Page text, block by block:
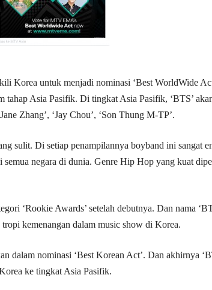
Korea untuk menjadi nominasi ‘Best WorldWide
tahap Asia Pasifik. Di tingkat Asia Pasifik, ‘BTS’
Zhang’, ‘Jay Chou’, ‘Son Thung M-TP’.
sulit. Di setiap penampilannya boyband ini sangat
semua negara di dunia. Genre Hip Hop yang kuat
‘Rookie Awards’ setelah debutnya. Dan nama
kemenangan dalam music show di Korea.
dalam nominasi ‘Best Korean Act’. Dan akhirnya
ke tingkat Asia Pasifik.